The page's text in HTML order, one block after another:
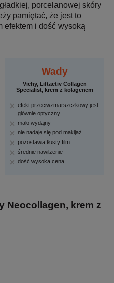
porcelanowej skóry
pamiętać, że jest to
efektem i dość wysoką
Wady
Vichy, Liftactiv Collagen
Specialist, krem z kolagenem
efekt przeciwzmarszczkowy jest
głównie optyczny
mało wydajny
nie nadaje się pod makijaż
pozostawia tłusty film
średnie nawilżenie
dość wysoka cena
Neocollagen, krem z